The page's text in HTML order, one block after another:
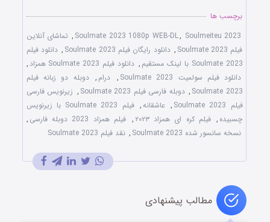
برچسب ها
Soulmate 2023 1080p WEB-DL, Soulmeiteu 2023
, تماشای آنلاین
فیلم Soulmate 2023
, دانلود رایگان فیلم Soulmate 2023 , دانلود فیلم
Soulmate 2023 با لینک مستقیم
, دانلود فیلم Soulmate 2023 همزاد
,
دانلود فیلم سولمیت Soulmate 2023
, درام , دوبله دو زبانه فیلم
Soulmate 2023
, دوبله فارسی فیلم Soulmate 2023 , زیرنویس فارسی
فیلم Soulmate 2023
, عاشقانه,
فیلم Soulmate 2023 با زیرنویس
چسبیده , فیلم کره ای همزاد ۲۰۲۳ , فیلم همزاد 2023 دوبله فارسی
,
نسخه سانسور شده Soulmate 2023
, نقد فیلم Soulmate 2023
مطالب پیشنهادی